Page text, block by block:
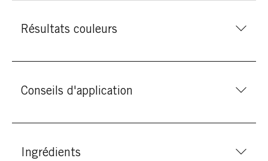
Résultats couleurs
Conseils d'application
Ingrédients